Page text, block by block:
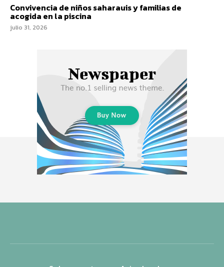
Convivencia de niños saharauis y familias de
acogida en la piscina
julio 31, 2026